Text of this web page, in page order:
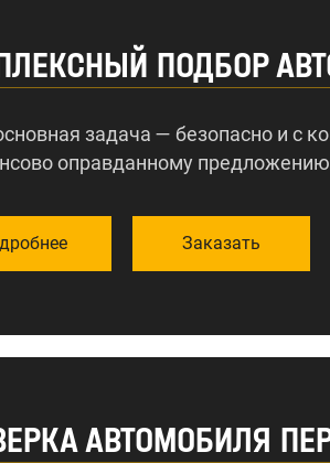
АВТОМОБИЛЯ
задача — безопасно и с
оправданному
ПОДБОР
Заказать